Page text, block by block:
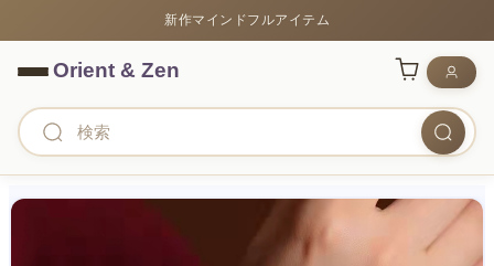
新作マインドフルアイテム